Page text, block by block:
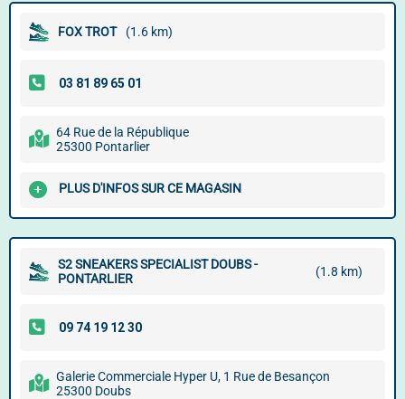
FOX TROT (1.6 km)
64 Rue de la République
25300 Pontarlier
PLUS D'INFOS SUR CE MAGASIN
S2 SNEAKERS SPECIALIST DOUBS -
PONTARLIER
(1.8 km)
Galerie Commerciale Hyper U, 1 Rue de Besançon
25300 Doubs